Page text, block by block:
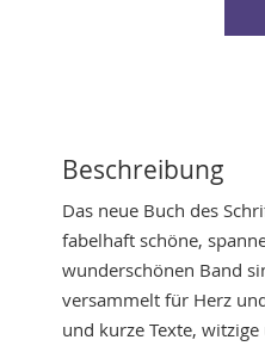
of
images
gallery
Beschreibung
Das neue Buch des
fabelhaft schöne,
wunderschönen Band
versammelt für Herz
und kurze Texte,